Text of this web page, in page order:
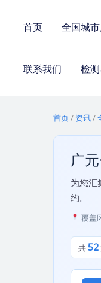
首页 全国城
联系我们 检
首页/ 资讯/
广
为您汇
约。
覆盖
共52